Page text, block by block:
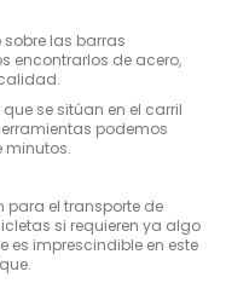
las barras
encontrarlos de acero,
se sitúan en el carril
podemos
minutos.
para el transporte de
si requieren ya algo
es imprescindible en este